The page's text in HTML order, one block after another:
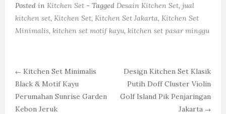
Posted in Kitchen Set - Tagged Desain Kitchen Set, jual
kitchen set, Kitchen Set, Kitchen Set Jakarta, Kitchen Set
Minimalis, kitchen set motif kayu, kitchen set pasar minggu
Post navigation
← Kitchen Set Minimalis
Black & Motif Kayu
Perumahan Sunrise Garden
Kebon Jeruk
Design Kitchen Set Klasik
Putih Doff Cluster Violin
Golf Island Pik Penjaringan
Jakarta →